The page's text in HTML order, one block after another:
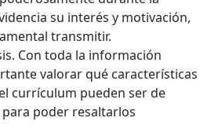
su interés y motivación,
transmitir.
Con toda la información
valorar qué características
currículum pueden ser de
poder resaltarlos